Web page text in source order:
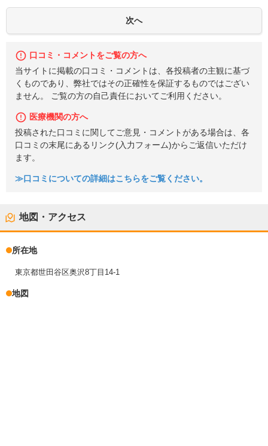
口コミ・コメントをご覧の方へ
当サイトに掲載の口コミ・コメントは、各投稿者の主観に基づ
くものであり、弊社ではその正確性を保証するものではござい
ません。 ご覧の方の自己責任においてご利用ください。
医療機関の方へ
投稿された口コミに関してご意見・コメントがある場合は、各
口コミの末尾にあるリンク(入力フォーム)からご返信いただけ
ます。
≫口コミについての詳細はこちらをご覧ください。
地図・アクセス
所在地
東京都世田谷区奥沢8丁目14-1
地図